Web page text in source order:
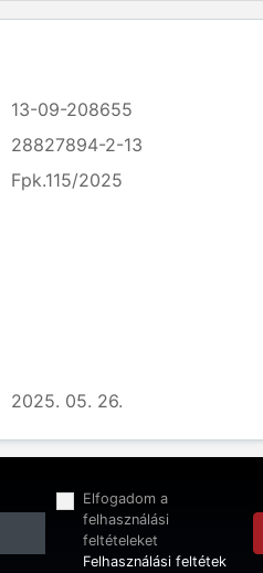
13-09-208655
28827894-2-13
Fpk.115/2025
2025. 05. 26.
Elfogadom a
felhasználási
feltételeket
Felhasználási feltétek